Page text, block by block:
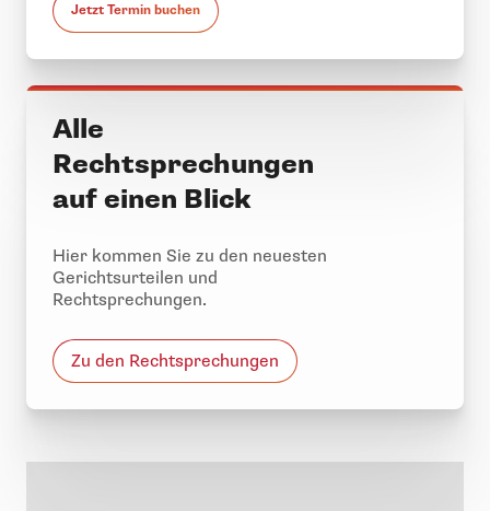
Jetzt Termin buchen
Alle
Rechtsprechungen
auf einen Blick
Hier kommen Sie zu den neuesten
Gerichtsurteilen und
Rechtsprechungen.
Zu den Rechtsprechungen